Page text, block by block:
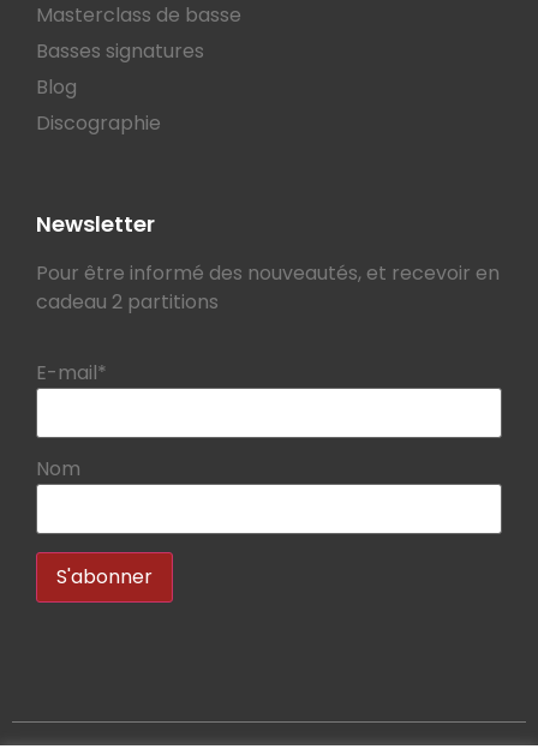
Masterclass de basse
Basses signatures
Blog
Discographie
Newsletter
Pour être informé des nouveautés, et recevoir en
cadeau 2 partitions
E-mail*
Nom